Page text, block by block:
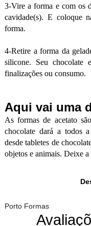
3-Vire a forma e com os
cavidade(s). E coloque
forma.
4-Retire a forma da
silicone. Seu chocolate
finalizações ou consumo.
Aqui vai uma
As formas de acetato
chocolate dará a todos
desde tabletes de
objetos e animais. Deixe
Porto Formas